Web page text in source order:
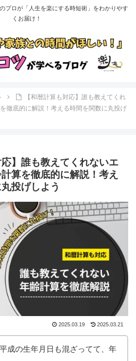
プロが「人生を楽にする時短術」をわかりやす
くお届け！
【和暦計算も対応】誰も教えてくれ
徹底的に解説！考える時間を関数に丸投げ
応】誰も教えてくれないエ
算を徹底的に解説！考え
投げしよう
2025.03.19 2025.03.21
成の生年月日も混ざってて、年